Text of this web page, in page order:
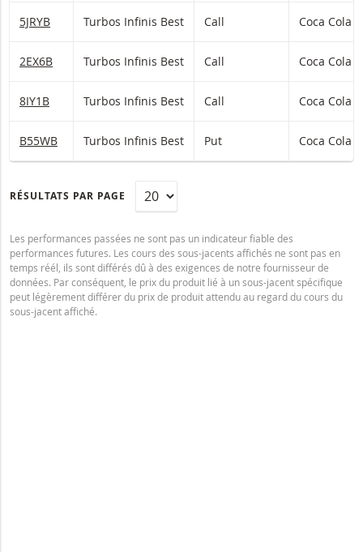
5JRYB Turbos Infinis Best Call Coca Cola
2EX6B Turbos Infinis Best Call Coca Cola
8IY1B Turbos Infinis Best Call Coca Cola
B55WB Turbos Infinis Best Put Coca Cola
RÉSULTATS PAR PAGE
Les performances passées ne sont pas un indicateur fiable des
performances futures. Les cours des sous-jacents affichés ne sont pas en
temps réél, ils sont différés dû à des exigences de notre fournisseur de
données. Par conséquent, le prix du produit lié à un sous-jacent spécifique
peut légèrement différer du prix de produit attendu au regard du cours du
sous-jacent affiché.